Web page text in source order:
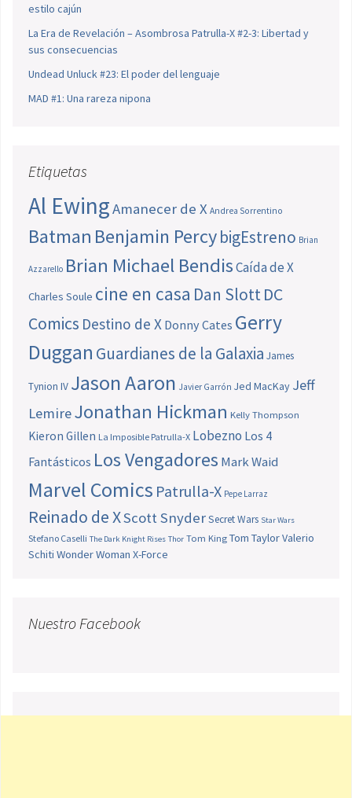
estilo cajún
La Era de Revelación – Asombrosa Patrulla-X #2-3: Libertad y
sus consecuencias
Undead Unluck #23: El poder del lenguaje
MAD #1: Una rareza nipona
Etiquetas
Al EwingAmanecer de X Andrea Sorrentino
Batman Benjamin PercybigEstreno Brian
Azzarello Brian Michael BendisCaída de X
Charles Soule cine en casa Dan SlottDC
Comics Destino de X Donny Cates Gerry
Duggan Guardianes de la Galaxia James
Tynion IV Jason Aaron Javier Garrón Jed MacKay Jeff
LemireJonathan Hickman Kelly Thompson
Kieron Gillen La Imposible Patrulla-X Lobezno Los 4
Fantásticos Los Vengadores Mark Waid
Marvel Comics Patrulla-X Pepe Larraz
Reinado de XScott SnyderSecret Wars Star Wars
Stefano Caselli The Dark Knight Rises Thor Tom King Tom TaylorValerio
Schiti Wonder Woman X-Force
Nuestro Facebook